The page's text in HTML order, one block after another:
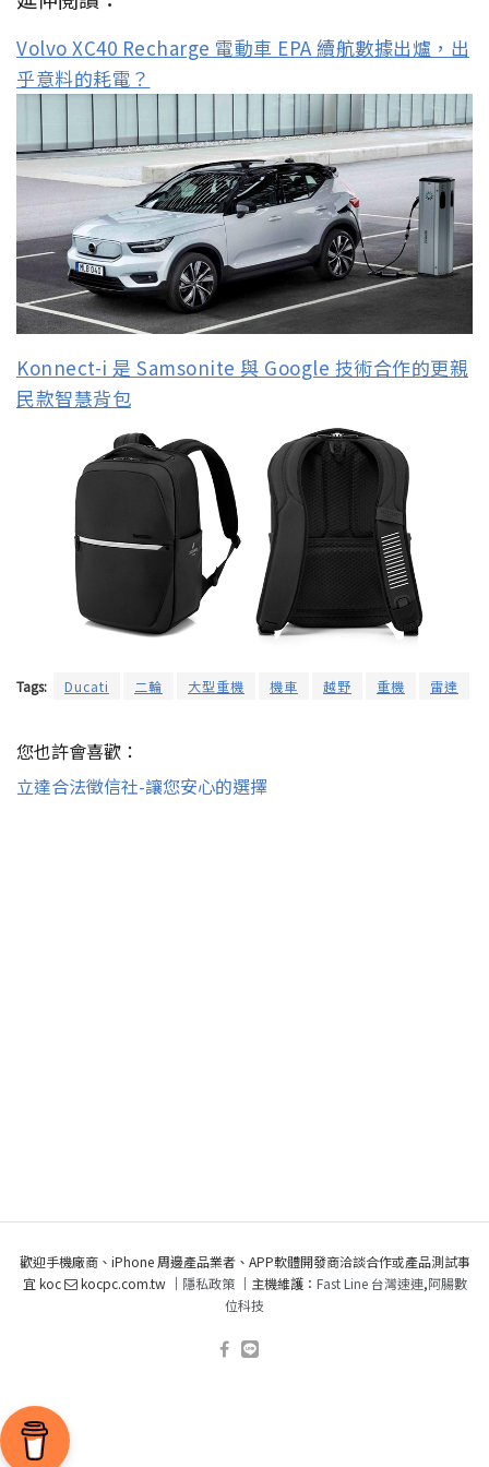
Volvo XC40 Recharge 電動車 EPA 續航數據出爐，出
乎意料的耗電？
Konnect-i 是 Samsonite 與 Google 技術合作的更親
民款智慧背包
Tags: Ducati 二輪 大型重機 機車 越野 重機 雷達
您也許會喜歡：
立達合法徵信社-讓您安心的選擇
歡迎手機廠商、iPhone 周邊產品業者、APP軟體開發商洽談合作或產品測試事
宜 koc
kocpc.com.tw ｜ 隱私政策｜主機維護： Fast Line 台灣速連,阿腸數
位科技